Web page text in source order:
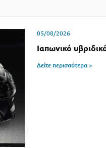
05/08/2026
Ιαπωνικό
Δείτε περισσότερα >